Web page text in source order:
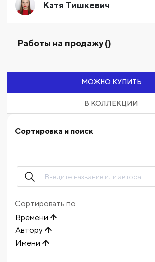
Катя Тишкевич
Работы на продажу ()
МОЖНО КУПИТЬ
В КОЛЛЕКЦИИ
Сортировка и поиск
Сортировать по
Времени
Автору
Имени